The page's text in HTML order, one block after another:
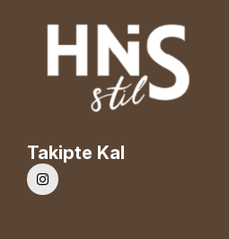
Takipte Kal